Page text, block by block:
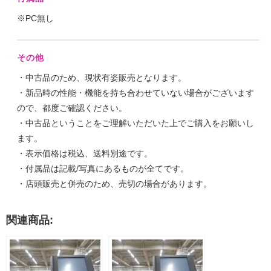
※PC無し
その他
・中古品のため、現状有姿販売となります。
・新品時の性能・機能を持ち合わせていない場合がございます
ので、都度ご確認ください。
・中古品ということをご理解いただいた上でご購入をお願いし
ます。
・表示価格は税込、送料別途です。
・付属品は記載/写真にあるものが全てです。
・店頭販売と併売のため、売切の場合があります。
関連商品: